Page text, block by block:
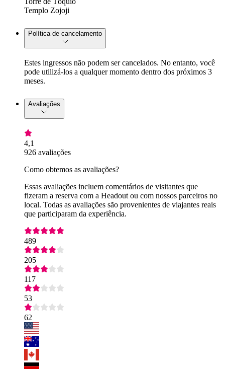
Templo Zojoji
Política de cancelamento
Estes ingressos não podem ser cancelados. No entanto, você
pode utilizá-los a qualquer momento dentro dos próximos 3
meses.
Avaliações
4,1
926 avaliações
Como obtemos as avaliações?
Essas avaliações incluem comentários de visitantes que
fizeram a reserva com a Headout ou com nossos parceiros no
local. Todas as avaliações são provenientes de viajantes reais
que participaram da experiência.
489
205
117
53
62